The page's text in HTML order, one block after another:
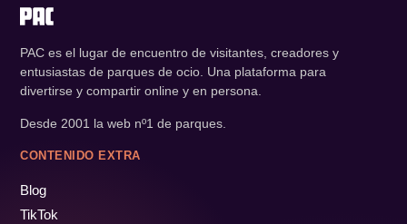
PAC es el lugar de encuentro de visitantes, creadores y
entusiastas de parques de ocio. Una plataforma para
divertirse y compartir online y en persona.
Desde 2001 la web nº1 de parques.
CONTENIDO EXTRA
Blog
TikTok